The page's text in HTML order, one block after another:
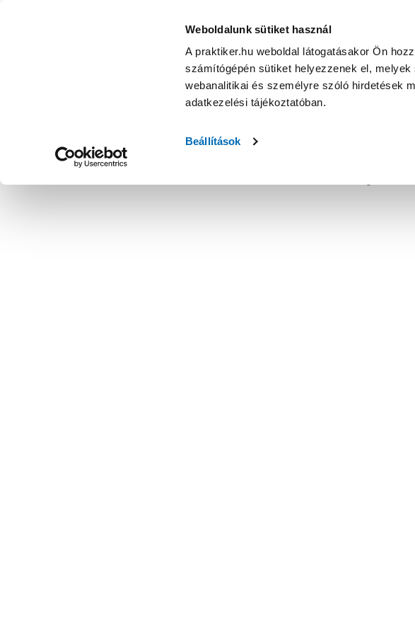
Weboldalunk sütiket használ
A praktiker.hu weboldal látogatásakor Ön
számítógépén sütiket helyezzenek el,
webanalitikai és személyre szóló hirdetések
adatkezelési tájékoztatóban.
Beállítások